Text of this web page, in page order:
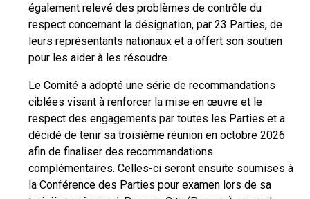
également relevé des problèmes de contrôle du
respect concernant la désignation, par 23 Parties, de
leurs représentants nationaux et a offert son soutien
pour les aider à les résoudre.
Le Comité a adopté une série de recommandations
ciblées visant à renforcer la mise en œuvre et le
respect des engagements par toutes les Parties et a
décidé de tenir sa troisième réunion en octobre 2026
afin de finaliser des recommandations
complémentaires. Celles-ci seront ensuite soumises à
la Conférence des Parties pour examen lors de sa